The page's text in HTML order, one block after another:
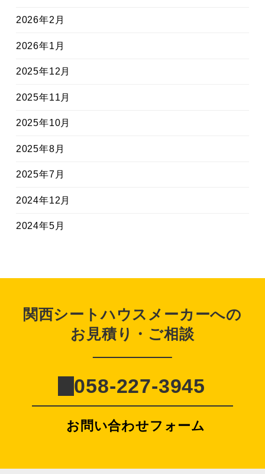
2026年2月
2026年1月
2025年12月
2025年11月
2025年10月
2025年8月
2025年7月
2024年12月
2024年5月
関西シートハウスメーカーへの
お見積り・ご相談
058-227-3945
お問い合わせフォーム